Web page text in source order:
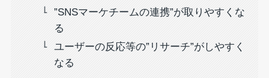
”SNSマーケチームの連携”が取りやすくな
る
ユーザーの反応等の”リサーチ”がしやすく
なる